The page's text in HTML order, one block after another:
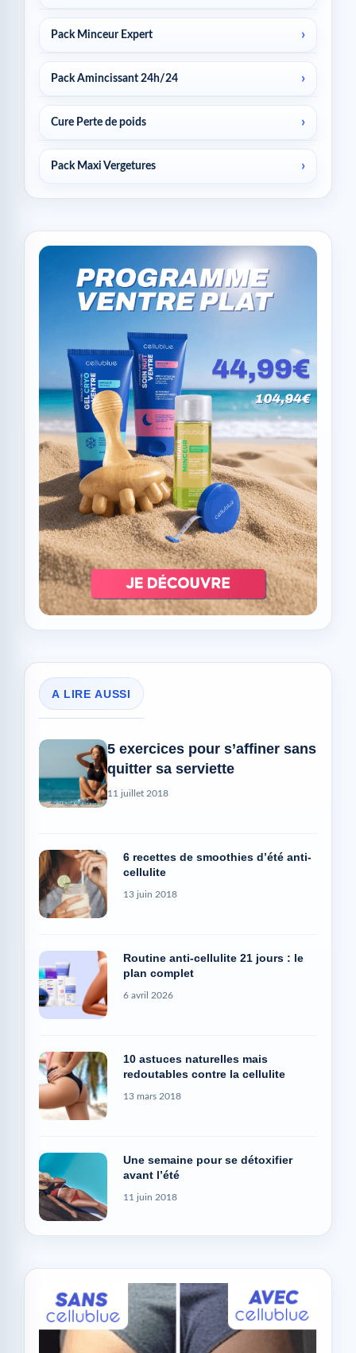
Pack Minceur Expert
Pack Amincissant 24h/24
Cure Perte de poids
Pack Maxi Vergetures
A LIRE AUSSI
5 exercices pour s’affiner sans
quitter sa serviette
11 juillet 2018
6 recettes de smoothies d’été anti-
cellulite
13 juin 2018
Routine anti-cellulite 21 jours : le
plan complet
6 avril 2026
10 astuces naturelles mais
redoutables contre la cellulite
13 mars 2018
Une semaine pour se détoxifier
avant l’été
11 juin 2018